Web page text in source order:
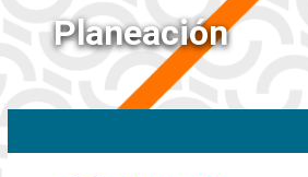
Planeación